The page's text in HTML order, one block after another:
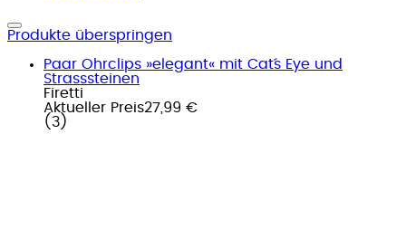
Produkte überspringen
Paar Ohrclips »elegant« mit Cat´s Eye und
Strasssteinen
Firetti
Aktueller Preis27,99 €
( 3 )